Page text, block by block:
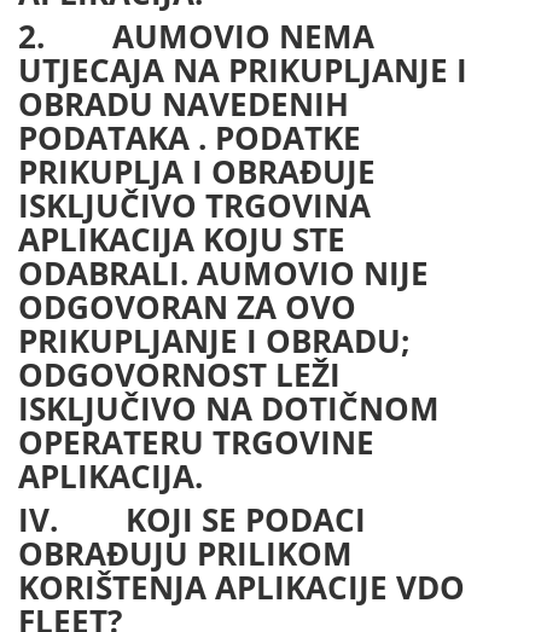
2. AUMOVIO NEMA
UTJECAJA NA PRIKUPLJANJE I
OBRADU NAVEDENIH
PODATAKA . PODATKE
PRIKUPLJA I OBRAĐUJE
ISKLJUČIVO TRGOVINA
APLIKACIJA KOJU STE
ODABRALI. AUMOVIO NIJE
ODGOVORAN ZA OVO
PRIKUPLJANJE I OBRADU;
ODGOVORNOST LEŽI
ISKLJUČIVO NA DOTIČNOM
OPERATERU TRGOVINE
APLIKACIJA.
IV. KOJI SE PODACI
OBRAĐUJU PRILIKOM
KORIŠTENJA APLIKACIJE VDO
FLEET?